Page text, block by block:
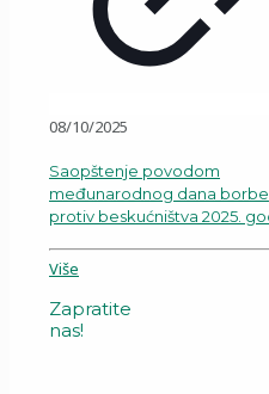
08/10/2025
Saopštenje povodom
međunarodnog dana borbe
protiv beskućništva 2025.
Više
Zapratite
nas!